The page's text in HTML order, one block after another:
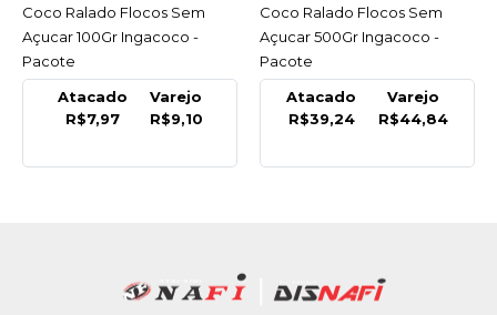
ACESSAR
Coco Ralado Flocos Sem
Açucar 100Gr Ingacoco -
Pacote
Atacado
R$7,97
Varejo
R$9,10
ACESSAR
Coco Ralado Flocos Sem
Açucar 500Gr Ingacoco -
Pacote
Atacado
R$39,24
Varejo
R$44,84